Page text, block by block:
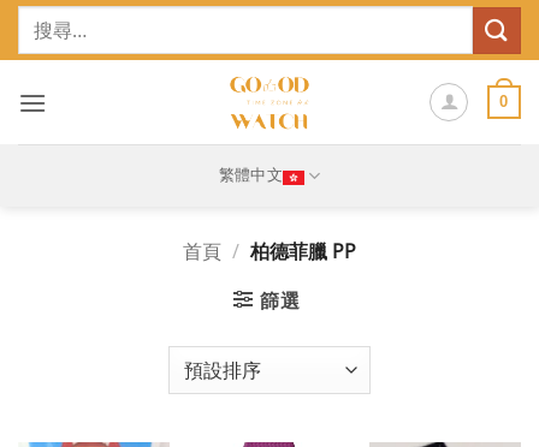
Skip
鍵
0
繁體中文
首頁 / 柏德菲臘 PP
篩選